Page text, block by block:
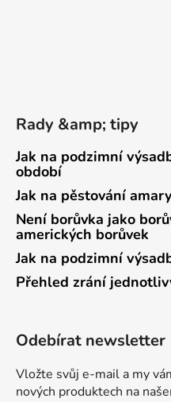
Rady &amp; tipy
Jak na podzimní
období
Jak na pěstování
Není borůvka jako
amerických borůvek
Jak na podzimní
Přehled zrání
Odebírat newsletter
Vložte svůj e-mail a my
nových produktech na